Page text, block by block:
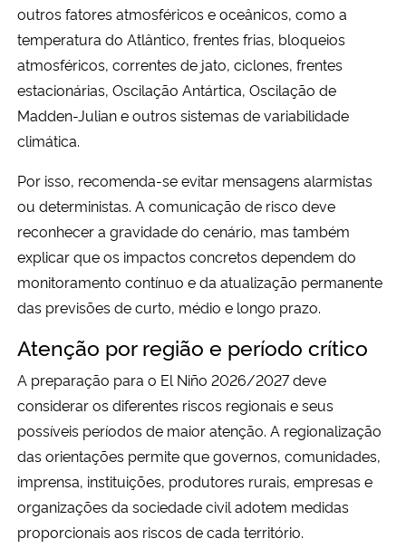
outros fatores atmosféricos e oceânicos, como a
temperatura do Atlântico, frentes frias, bloqueios
atmosféricos, correntes de jato, ciclones, frentes
estacionárias, Oscilação Antártica, Oscilação de
Madden-Julian e outros sistemas de variabilidade
climática.
Por isso, recomenda-se evitar mensagens alarmistas
ou deterministas. A comunicação de risco deve
reconhecer a gravidade do cenário, mas também
explicar que os impactos concretos dependem do
monitoramento contínuo e da atualização permanente
das previsões de curto, médio e longo prazo.
Atenção por região e período crítico
A preparação para o El Niño 2026/2027 deve
considerar os diferentes riscos regionais e seus
possíveis períodos de maior atenção. A regionalização
das orientações permite que governos, comunidades,
imprensa, instituições, produtores rurais, empresas e
organizações da sociedade civil adotem medidas
proporcionais aos riscos de cada território.